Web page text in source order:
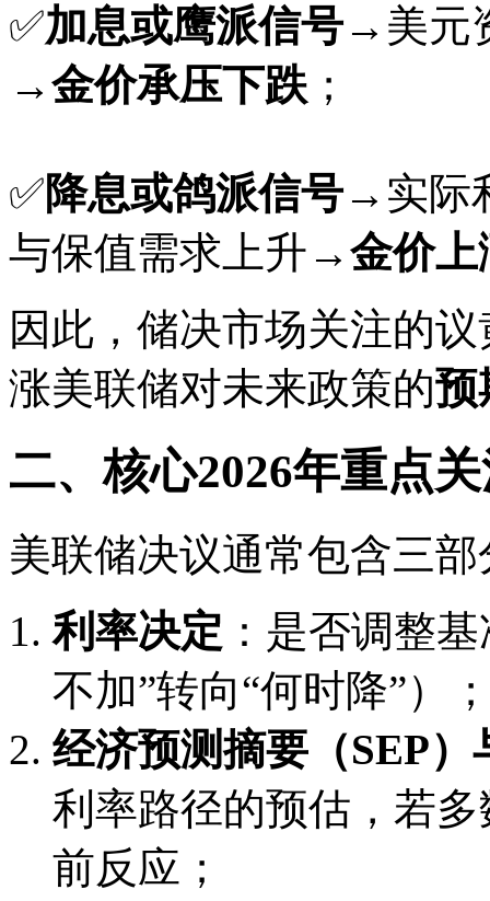
✅加息或鹰派信号→美元
→金价承压下跌 ；
✅降息或鸽派信号→实际
与保值需求上升→金价上
因此，储决市场关注的
涨美联储对未来政策的预
二、核心2026年重点
美联储决议通常包含三
利率决定 ：是否调整
不加”转向“何时降”）
经济预测摘要（SEP）
利率路径的预估，若
前反应；